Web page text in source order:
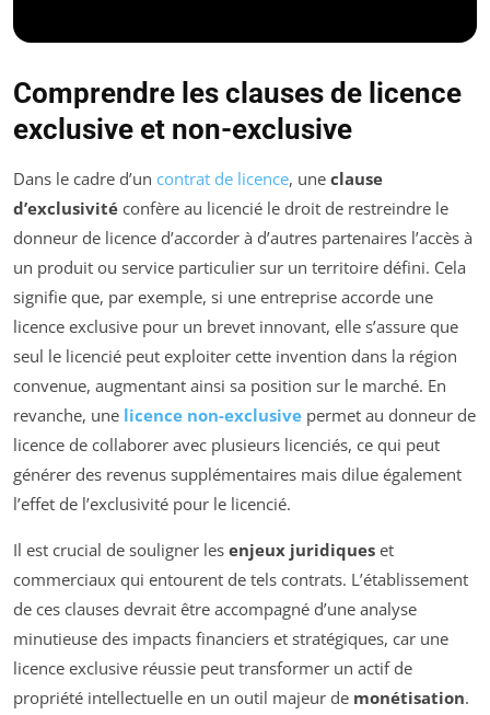
Comprendre les clauses de licence
exclusive et non-exclusive
Dans le cadre d’un contrat de licence, une clause
d’exclusivité confère au licencié le droit de restreindre le
donneur de licence d’accorder à d’autres partenaires l’accès à
un produit ou service particulier sur un territoire défini. Cela
signifie que, par exemple, si une entreprise accorde une
licence exclusive pour un brevet innovant, elle s’assure que
seul le licencié peut exploiter cette invention dans la région
convenue, augmentant ainsi sa position sur le marché. En
revanche, une licence non-exclusive permet au donneur de
licence de collaborer avec plusieurs licenciés, ce qui peut
générer des revenus supplémentaires mais dilue également
l’effet de l’exclusivité pour le licencié.
Il est crucial de souligner les enjeux juridiques et
commerciaux qui entourent de tels contrats. L’établissement
de ces clauses devrait être accompagné d’une analyse
minutieuse des impacts financiers et stratégiques, car une
licence exclusive réussie peut transformer un actif de
propriété intellectuelle en un outil majeur de monétisation.